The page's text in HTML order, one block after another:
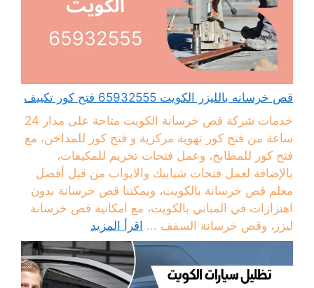
قص خرسانه بالليزر الكويت 65932555 فتح كور تكييف
خدمات شركة قص خرسانة الكويت متاحة على مدار 24
ساعة من فتح كور تهوية مركزية و فتح كور للمداخن، مع
فتح كور للمطابخ، وعمل فتحات تخريم للمكيفات،
بالإضافة لعمل فتحات شبابيك والابواب من قبل أفضل
معلم قص خرسانة بالكويت، ويمكننا قص خرسانة بدون
اهتزازات في المباني بالكويت، مع امكانية قص خرسانة
ليزر، وقص خرسانة السقف ... اقرأ المزيد